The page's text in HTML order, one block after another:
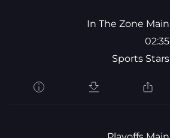
In The Zone Main
02:35
Sports Stars